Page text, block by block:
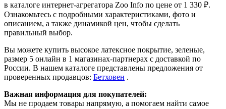
в каталоге интернет-агрегатора Zoo Info по цене от 1 330 ₽.
Ознакомьтесь с подробными характеристиками, фото и
описанием, а также динамикой цен, чтобы сделать
правильный выбор.
Вы можете купить высокое латексное покрытие, зеленые,
размер 5 онлайн в 1 магазинах-партнерах с доставкой по
России. В нашем каталоге представлены предложения от
проверенных продавцов: Бетховен .
Важная информация для покупателей:
Мы не продаем товары напрямую, а помогаем найти самое